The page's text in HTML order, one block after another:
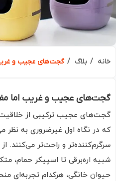
بلاگ گجت‌های عجیب و غریب اما
عجیب و غریب اما مفید
عجیب ترکیبی از خلاقیت،
نگاه اول غیرضروری به نظر
و راحت‌تر می‌کنند. از
اره‌برقی تا اسپیکر حمام،
خانگی، هرکدام تجربه‌ای